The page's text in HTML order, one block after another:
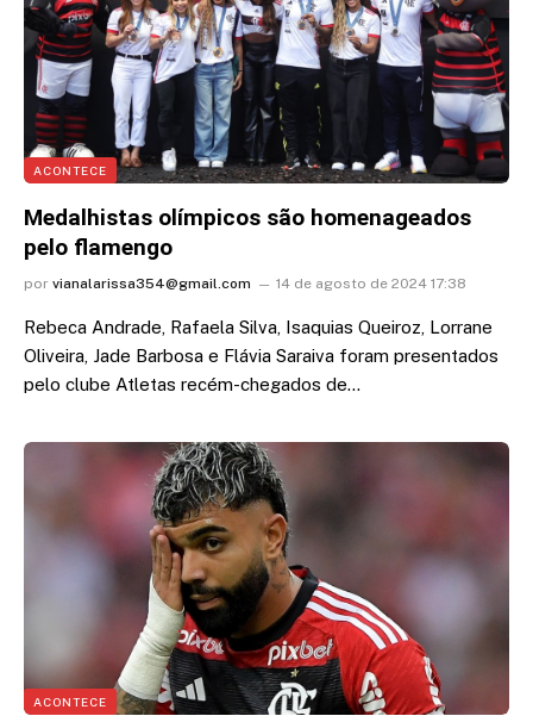
ACONTECE
Medalhistas olímpicos são homenageados
pelo flamengo
por vianalarissa354@gmail.com 14 de agosto de 2024 17:38
Rebeca Andrade, Rafaela Silva, Isaquias Queiroz, Lorrane
Oliveira, Jade Barbosa e Flávia Saraiva foram presentados
pelo clube Atletas recém-chegados de…
ACONTECE